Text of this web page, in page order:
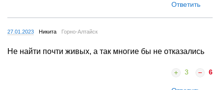
Ответить
27.01.2023 Никита Горно-Алтайск
Не найти почти живых, а так многие бы не отказались
3 6